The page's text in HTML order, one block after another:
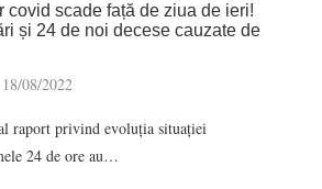
covid scade față de ziua de ieri!
și 24 de noi decese cauzate de
18/08/2022
raport privind evoluția situației
24 de ore au…